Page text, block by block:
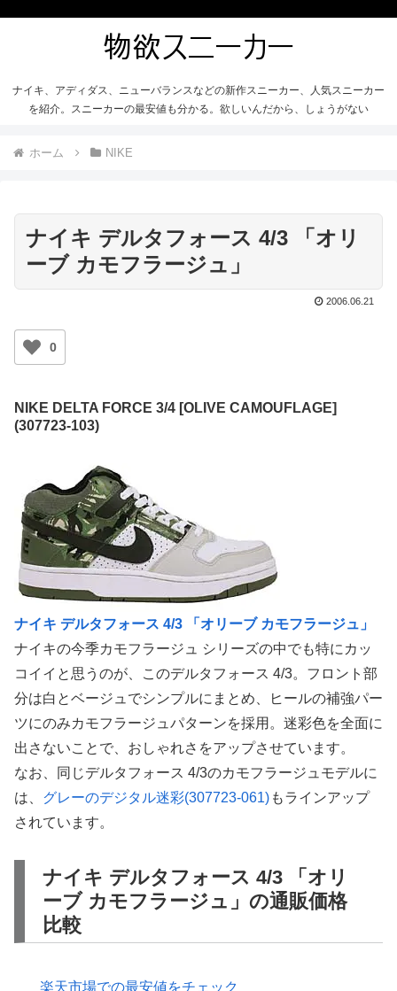
ナイキ、アディダス、ニューバランスなどの新作スニーカー、人気スニーカー
を紹介。スニーカーの最安値も分かる。欲しいんだから、しょうがない
ホーム NIKE
ナイキ デルタフォース 4/3 「オリ
ーブ カモフラージュ」
2006.06.21
0
NIKE DELTA FORCE 3/4 [OLIVE CAMOUFLAGE]
(307723-103)
ナイキ デルタフォース 4/3 「オリーブ カモフラージュ」
ナイキの今季カモフラージュ シリーズの中でも特にカッ
コイイと思うのが、このデルタフォース 4/3。フロント部
分は白とベージュでシンプルにまとめ、ヒールの補強パー
ツにのみカモフラージュパターンを採用。迷彩色を全面に
出さないことで、おしゃれさをアップさせています。
なお、同じデルタフォース 4/3のカモフラージュモデルに
は、 グレーのデジタル迷彩(307723-061) もラインアップ
されています。
ナイキ デルタフォース 4/3 「オリ
ーブ カモフラージュ」の通販価格
比較
楽天市場での最安値をチェック